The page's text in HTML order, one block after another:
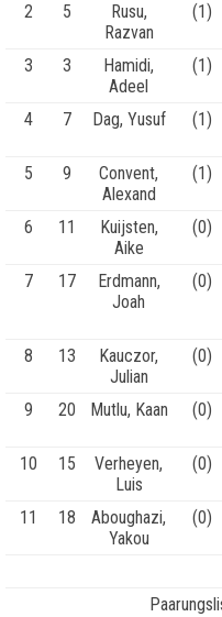
2 5
Rusu,
Razvan
(1)
3 3
Hamidi,
Adeel
(1)
4 7 Dag, Yusuf (1)
5 9
Convent,
Alexand
(1)
6 11
Kuijsten,
Aike
(0)
7 17
Erdmann,
Joah
(0)
8 13
Kauczor,
Julian
(0)
9 20 Mutlu, Kaan (0)
10 15
Verheyen,
Luis
(0)
11 18
Aboughazi,
Yakou
(0)